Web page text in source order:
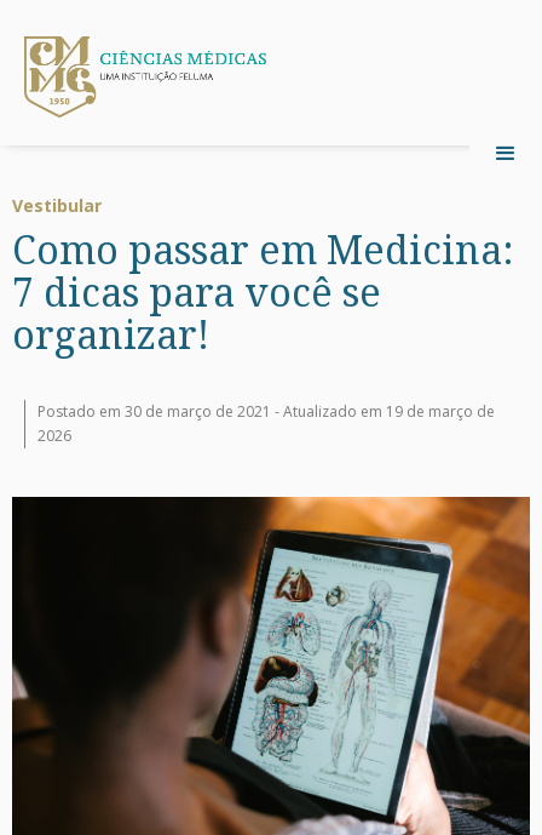
Vestibular
Como passar em Medicina:
7 dicas para você se
organizar!
Postado em 30 de março de 2021 -Atualizado em 19 de março de
2026